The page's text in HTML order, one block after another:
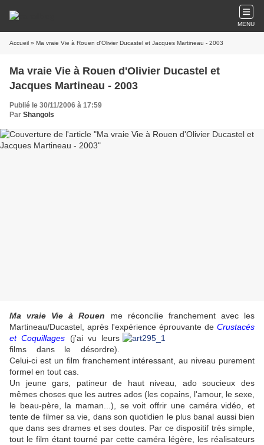
MENU
Accueil » Ma vraie Vie à Rouen d'Olivier Ducastel et Jacques Martineau - 2003
Ma vraie Vie à Rouen d'Olivier Ducastel et
Jacques Martineau - 2003
Publié le 30/11/2006 à 17:59
Par Shangols
Ma vraie Vie à Rouen me réconcilie franchement avec les
Martineau/Ducastel, après l'expérience éprouvante de Crustacés
et Coquillages (j'ai vu leurs
films dans le désordre).
Celui-ci est un film franchement intéressant, au niveau purement
formel en tout cas.
Un jeune gars, patineur de haut niveau, ado soucieux des
mêmes choses que les autres ados (les copains, l'amour, le sexe,
le beau-père, la maman...), se voit offrir une caméra vidéo, et
tente de filmer sa vie, dans son quotidien le plus banal aussi bien
que dans ses drames et ses doutes. Par ce dispositif très simple,
tout le film étant tourné par cette caméra légère, les réalisateurs